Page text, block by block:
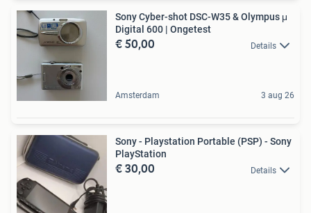
Sony Cyber-shot DSC-W35 & Olympus μ
Digital 600 | Ongetest
€ 50,00 Details
Amsterdam 3 aug 26
Sony - Playstation Portable (PSP) - Sony
PlayStation
€ 30,00 Details